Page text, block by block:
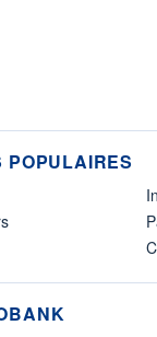
POPULAIRES